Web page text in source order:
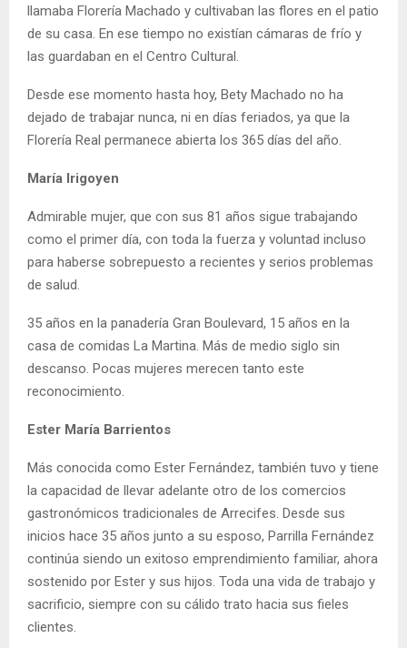
llamaba Florería Machado y cultivaban las flores en el patio
de su casa. En ese tiempo no existían cámaras de frío y
las guardaban en el Centro Cultural.
Desde ese momento hasta hoy, Bety Machado no ha
dejado de trabajar nunca, ni en días feriados, ya que la
Florería Real permanece abierta los 365 días del año.
María Irigoyen
Admirable mujer, que con sus 81 años sigue trabajando
como el primer día, con toda la fuerza y voluntad incluso
para haberse sobrepuesto a recientes y serios problemas
de salud.
35 años en la panadería Gran Boulevard, 15 años en la
casa de comidas La Martina. Más de medio siglo sin
descanso. Pocas mujeres merecen tanto este
reconocimiento.
Ester María Barrientos
Más conocida como Ester Fernández, también tuvo y tiene
la capacidad de llevar adelante otro de los comercios
gastronómicos tradicionales de Arrecifes. Desde sus
inicios hace 35 años junto a su esposo, Parrilla Fernández
continúa siendo un exitoso emprendimiento familiar, ahora
sostenido por Ester y sus hijos. Toda una vida de trabajo y
sacrificio, siempre con su cálido trato hacia sus fieles
clientes.